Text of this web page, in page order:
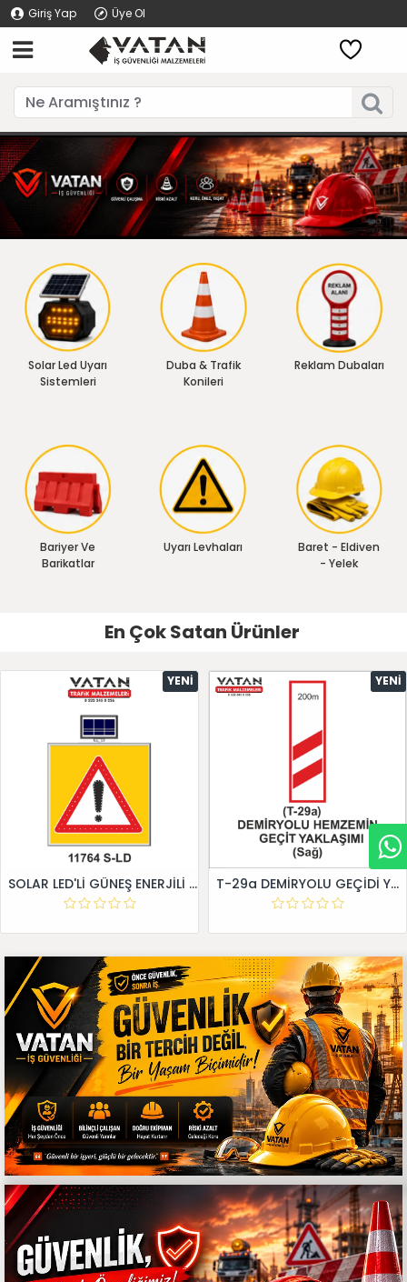
Giriş Yap Üye Ol
Solar Led Uyarı
Sistemleri
Duba & Trafik
Konileri
Reklam Dubaları
Bariyer Ve
Barikatlar
Uyarı Levhaları
Baret - Eldiven
- Yelek
En Çok Satan Ürünler
YENI
SOLAR LED'Lİ GÜNEŞ ENERJİLİ LEVHA
YENI
T-29a DEMİRYOLU GEÇİDİ YAKLAŞIM LEVHALARI (Sağ)